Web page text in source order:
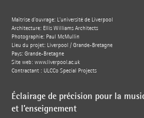
Maîtrise d’ouvrage: L’université de Liverpool
Architecture: Ellis Williams Architects
Photographie: Paul McMullin
Lieu du projet: Liverpool / Grande-Bretagne
Pays: Grande-Bretagne
Site web: www.liverpool.ac.uk
Contractant : ULCCo Special Projects
Éclairage de précision pour la
et l’enseignement